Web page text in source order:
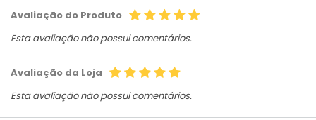
Avaliação do Produto
Esta avaliação não possui comentários.
Avaliação da Loja
Esta avaliação não possui comentários.